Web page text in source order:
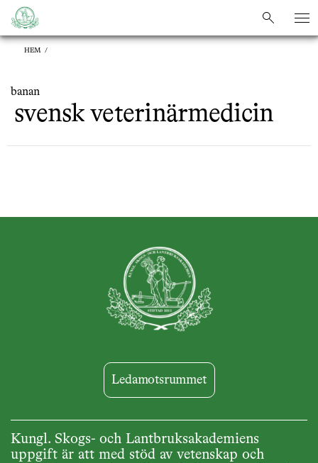
sök
sök
HEM /
banan
svensk veterinärmedicin
Ledamotsrummet
Kungl. Skogs- och Lantbruksakademiens
uppgift är att med stöd av vetenskap och